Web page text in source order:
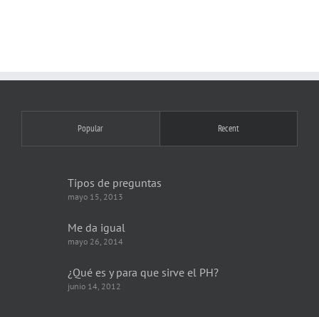
Popular Recent
Tipos de preguntas
mayo 15, 2013
Me da igual
mayo 26, 2014
¿Qué es y para que sirve el PH?
junio 14, 2012